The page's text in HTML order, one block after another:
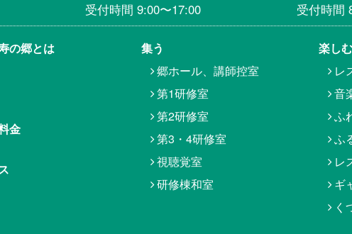
受付時間 9:00〜17:00 受付時間
の郷とは
金
集う
郷ホール、講師控室
第1研修室
第2研修室
第3・4研修室
視聴覚室
研修棟和室
楽しむ
レ
音
ふ
ふ
レ
ギ
く